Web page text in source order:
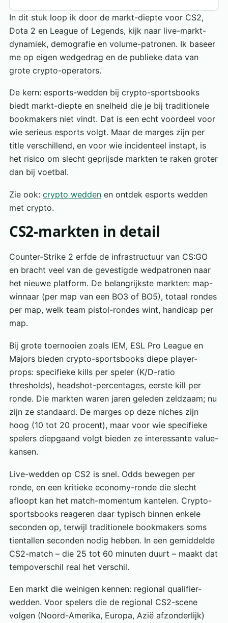
In dit stuk loop ik door de markt-diepte voor CS2,
Dota 2 en League of Legends, kijk naar live-markt-
dynamiek, demografie en volume-patronen. Ik baseer
me op eigen wedgedrag en de publieke data van
grote crypto-operators.
De kern: esports-wedden bij crypto-sportsbooks
biedt markt-diepte en snelheid die je bij traditionele
bookmakers niet vindt. Dat is een echt voordeel voor
wie serieus esports volgt. Maar de marges zijn per
title verschillend, en voor wie incidenteel instapt, is
het risico om slecht geprijsde markten te raken groter
dan bij voetbal.
Zie ook: crypto weddenen ontdek esports wedden
met crypto.
CS2-markten in detail
Counter-Strike 2 erfde de infrastructuur van CS:GO
en bracht veel van de gevestigde wedpatronen naar
het nieuwe platform. De belangrijkste markten: map-
winnaar (per map van een BO3 of BO5), totaal rondes
per map, welk team pistol-rondes wint, handicap per
map.
Bij grote toernooien zoals IEM, ESL Pro League en
Majors bieden crypto-sportsbooks diepe player-
props: specifieke kills per speler (K/D-ratio
thresholds), headshot-percentages, eerste kill per
ronde. Die markten waren jaren geleden zeldzaam; nu
zijn ze standaard. De marges op deze niches zijn
hoog (10 tot 20 procent), maar voor wie specifieke
spelers diepgaand volgt bieden ze interessante value-
kansen.
Live-wedden op CS2 is snel. Odds bewegen per
ronde, en een kritieke economy-ronde die slecht
afloopt kan het match-momentum kantelen. Crypto-
sportsbooks reageren daar typisch binnen enkele
seconden op, terwijl traditionele bookmakers soms
tientallen seconden nodig hebben. In een gemiddelde
CS2-match – die 25 tot 60 minuten duurt – maakt dat
tempoverschil real het verschil.
Een markt die weinigen kennen: regional qualifier-
wedden. Voor spelers die de regional CS2-scene
volgen (Noord-Amerika, Europa, Azië afzonderlijk)